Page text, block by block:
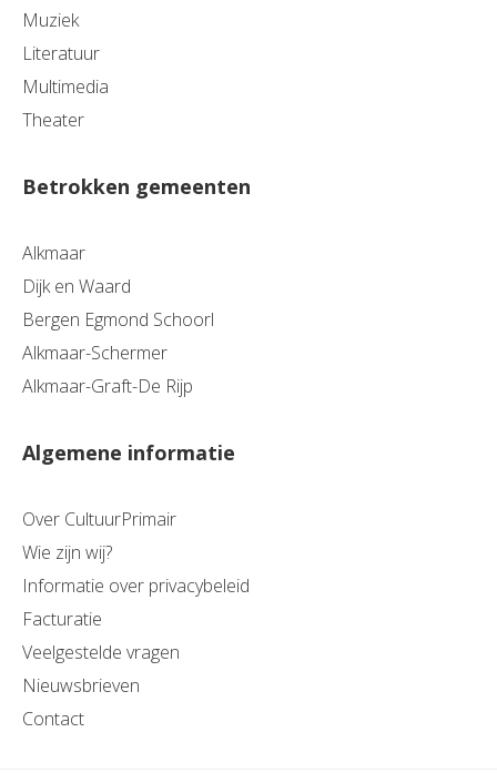
Muziek
Literatuur
Multimedia
Theater
Betrokken gemeenten
Alkmaar
Dijk en Waard
Bergen Egmond Schoorl
Alkmaar-Schermer
Alkmaar-Graft-De Rijp
Algemene informatie
Over CultuurPrimair
Wie zijn wij?
Informatie over privacybeleid
Facturatie
Veelgestelde vragen
Nieuwsbrieven
Contact